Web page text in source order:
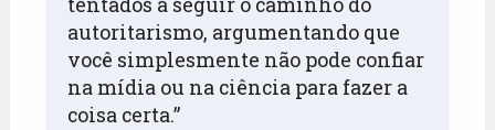
autoritarismo, argumentando que
você simplesmente não pode confiar
na mídia ou na ciência para fazer a
coisa certa.”